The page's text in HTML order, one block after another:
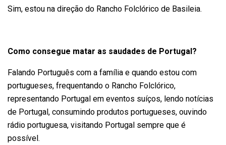
Sim, estou na direção do Rancho Folclórico de Basileia.
Como consegue matar as saudades de Portugal?
Falando Português com a família e quando estou com
portugueses, frequentando o Rancho Folclórico,
representando Portugal em eventos suíços, lendo notícias
de Portugal, consumindo produtos portugueses, ouvindo
rádio portuguesa, visitando Portugal sempre que é
possível.